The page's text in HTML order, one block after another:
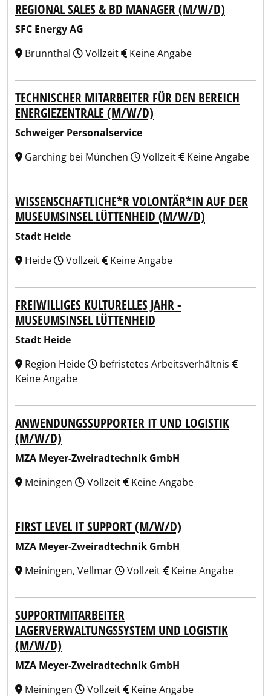
REGIONAL SALES & BD MANAGER (M/W/D)
SFC Energy AG
Brunnthal
Vollzeit Keine Angabe
TECHNISCHER MITARBEITER FÜR DEN BEREICH
ENERGIEZENTRALE (M/W/D)
Schweiger Personalservice
Garching bei München
Vollzeit Keine Angabe
WISSENSCHAFTLICHE*R VOLONTÄR*IN AUF DER
MUSEUMSINSEL LÜTTENHEID (M/W/D)
Stadt Heide
Heide
Vollzeit Keine Angabe
FREIWILLIGES KULTURELLES JAHR -
MUSEUMSINSEL LÜTTENHEID
Stadt Heide
Region Heide
befristetes Arbeitsverhältnis
Keine Angabe
ANWENDUNGSSUPPORTER IT UND LOGISTIK
(M/W/D)
MZA Meyer-Zweiradtechnik GmbH
Meiningen
Vollzeit Keine Angabe
FIRST LEVEL IT SUPPORT (M/W/D)
MZA Meyer-Zweiradtechnik GmbH
Meiningen, Vellmar
Vollzeit Keine Angabe
SUPPORTMITARBEITER
LAGERVERWALTUNGSSYSTEM UND LOGISTIK
(M/W/D)
MZA Meyer-Zweiradtechnik GmbH
Meiningen
Vollzeit Keine Angabe